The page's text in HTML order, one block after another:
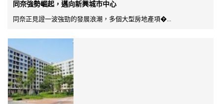
同奈強勢崛起，邁向新興城市中心
同奈正見證一波強勁的發展浪潮，多個大型房地產項�...